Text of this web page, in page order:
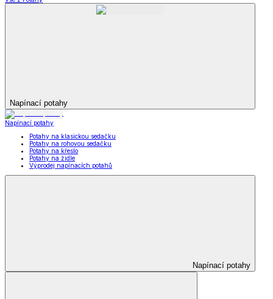
Napínací potahy
Napínací potahy
Potahy na klasickou sedačku
Potahy na rohovou sedačku
Potahy na křeslo
Potahy na židle
Výprodej napínacích potahů
Napínací potahy